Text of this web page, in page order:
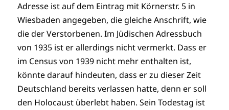
Adresse ist auf dem Eintrag mit Körnerstr. 5 in
Wiesbaden angegeben, die gleiche Anschrift, wie
die der Verstorbenen. Im Jüdischen Adressbuch
von 1935 ist er allerdings nicht vermerkt. Dass er
im Census von 1939 nicht mehr enthalten ist,
könnte darauf hindeuten, dass er zu dieser Zeit
Deutschland bereits verlassen hatte, denn er soll
den Holocaust überlebt haben. Sein Todestag ist